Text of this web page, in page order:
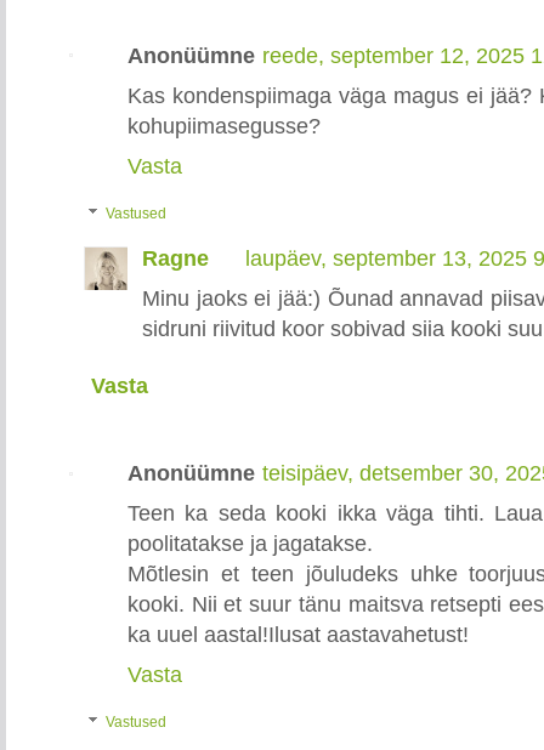
Anonüümne reede, september 12, 2025
Kas kondenspiimaga väga magus ei
kohupiimasegusse?
Vasta
Vastused
Ragne
laupäev, september 13, 2025
Minu jaoks ei jää:) Õunad annavad
sidruni riivitud koor sobivad siia kooki
Vasta
Anonüümne teisipäev, detsember 30,
Teen ka seda kooki ikka väga tihti.
poolitatakse ja jagatakse.
Mõtlesin et teen jõuludeks uhke
kooki. Nii et suur tänu maitsva retsepti
ka uuel aastal!Ilusat aastavahetust!
Vasta
Vastused